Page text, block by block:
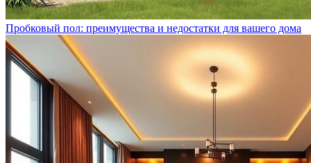
Пробковый пол: преимущества и недостатки для вашего дома